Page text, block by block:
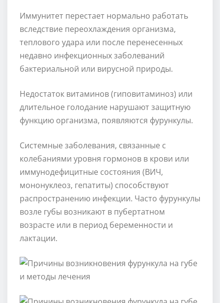
Иммунитет перестает нормально работать
вследствие переохлаждения организма,
теплового удара или после перенесенных
недавно инфекционных заболеваний
бактериальной или вирусной природы.
Недостаток витаминов (гиповитаминоз) или
длительное голодание нарушают защитную
функцию организма, появляются фурункулы.
Системные заболевания, связанные с
колебаниями уровня гормонов в крови или
иммунодефицитные состояния (ВИЧ,
мононуклеоз, гепатиты) способствуют
распространению инфекции. Часто фурункулы
возле губы возникают в пубертатном
возрасте или в период беременности и
лактации.